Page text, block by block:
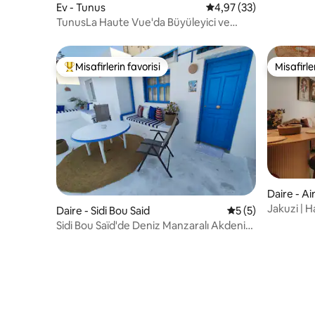
Ev - Tunus 5 üzerinden ortalama
4,97 (33)
TunusLa Haute Vue'da Büyüleyici ve
Misafirlerin favorilerinden en beğenilenler arasında
Misafirlerin favorisi
Daire - Sidi Bou Said 5 üzerinden
5 (5)
Sidi Bou Saïd'de Deniz Manzaralı Akdeniz
Daire -
Jakuzi |